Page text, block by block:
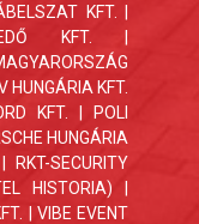
KFT. |
KFT. |
HUNGÁRIA KFT.
KFT. | POLI
HUNGÁRIA
SECURITY
HISTORIA) |
| VIBE EVENT